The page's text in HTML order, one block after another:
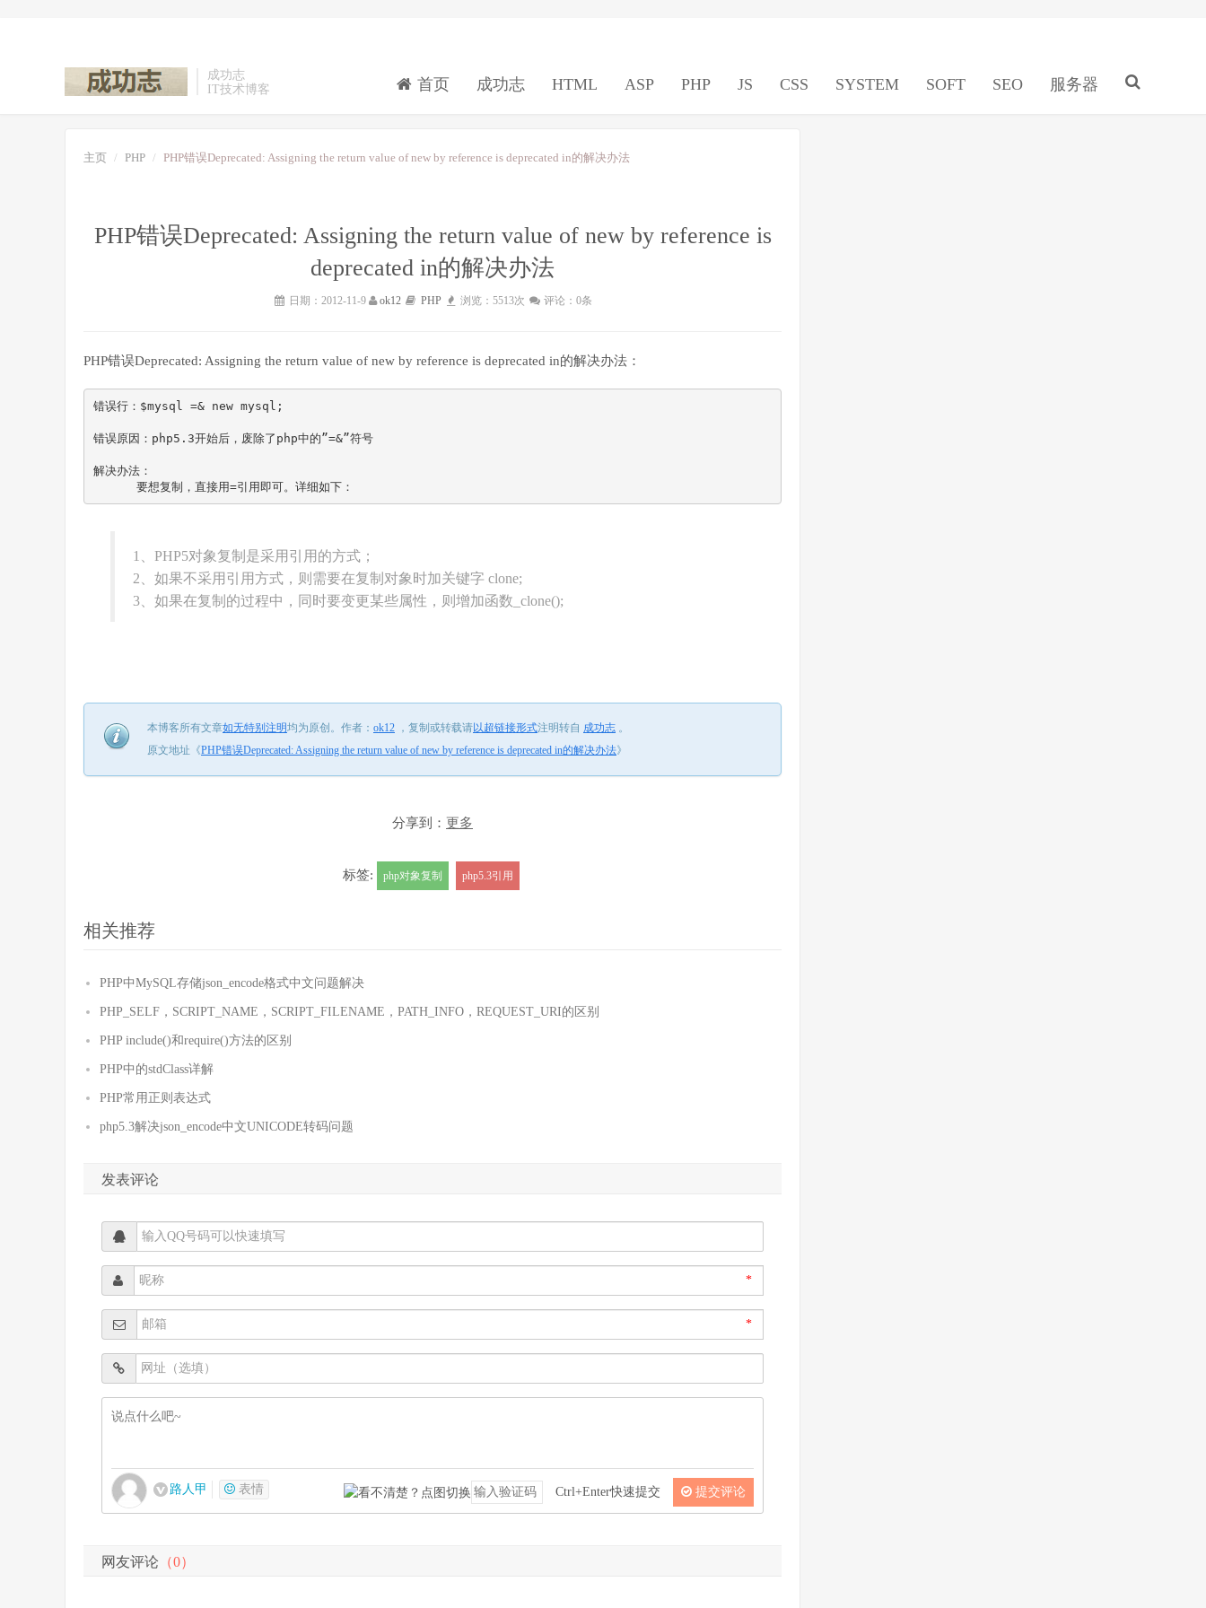
成功志
IT技术博客
首页 成功志 HTML ASP PHP JS CSS SYSTEM SOFT SEO 服务器
主页 PHP PHP错误Deprecated: Assigning the return value of new by reference is deprecated in的解决办法
PHP错误Deprecated: Assigning the return value of new by reference is
deprecated in的解决办法
日期：2012-11-9 ok12 PHP 浏览：5513次 评论：0条
PHP错误Deprecated: Assigning the return value of new by reference is deprecated in的解决办法：
错误行：$mysql =& new mysql;
错误原因：php5.3开始后，废除了php中的”=&”符号
解决办法：
      要想复制，直接用=引用即可。详细如下：
1、PHP5对象复制是采用引用的方式；
2、如果不采用引用方式，则需要在复制对象时加关键字 clone;
3、如果在复制的过程中，同时要变更某些属性，则增加函数_clone();
本博客所有文章如无特别注明均为原创。 作者： ok12 ， 复制或转载请以超链接形式注明转自 成功志 。
原文地址《PHP错误Deprecated: Assigning the return value of new by reference is deprecated in的解决办法》
分享到： 更多
标签: php对象复制 php5.3引用
相关推荐
PHP中MySQL存储json_encode格式中文问题解决
PHP_SELF，SCRIPT_NAME，SCRIPT_FILENAME，PATH_INFO，REQUEST_URI的区别
PHP include()和require()方法的区别
PHP中的stdClass详解
PHP常用正则表达式
php5.3解决json_encode中文UNICODE转码问题
发表评论
*
*
路人甲 表情 Ctrl+Enter快速提交 提交评论
网友评论 （0）